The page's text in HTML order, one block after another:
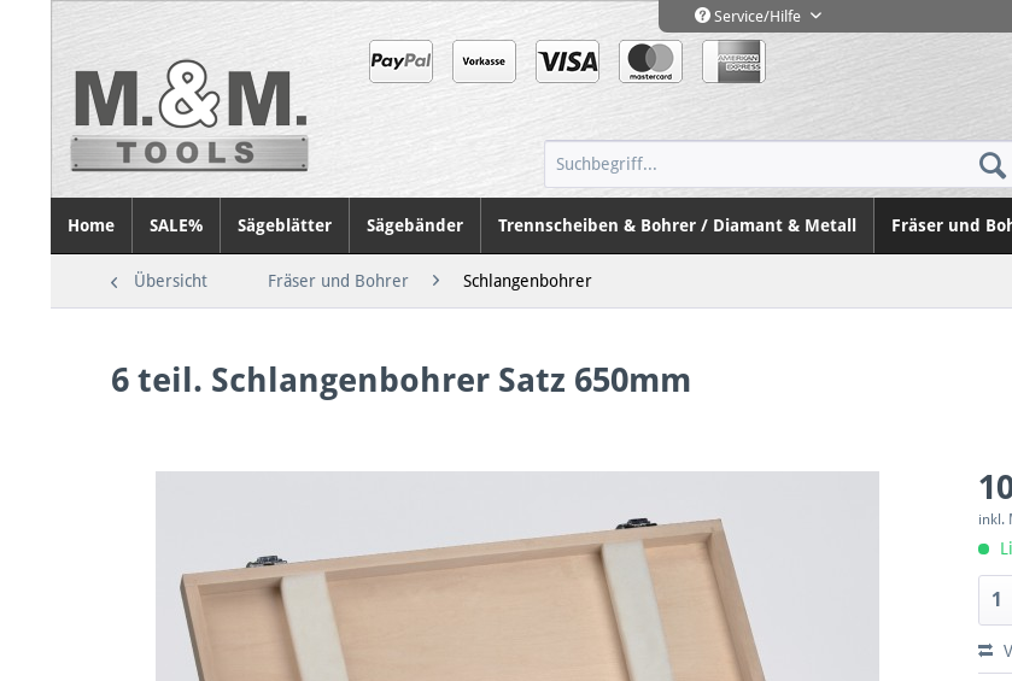
Service/Hilfe
Home SALE% Sägeblätter Sägebänder Trennscheiben & Bohrer / Diamant & Metall Fräser und
Übersicht Fräser und Bohrer Schlangenbohrer
6 teil. Schlangenbohrer Satz 650mm
inkl.